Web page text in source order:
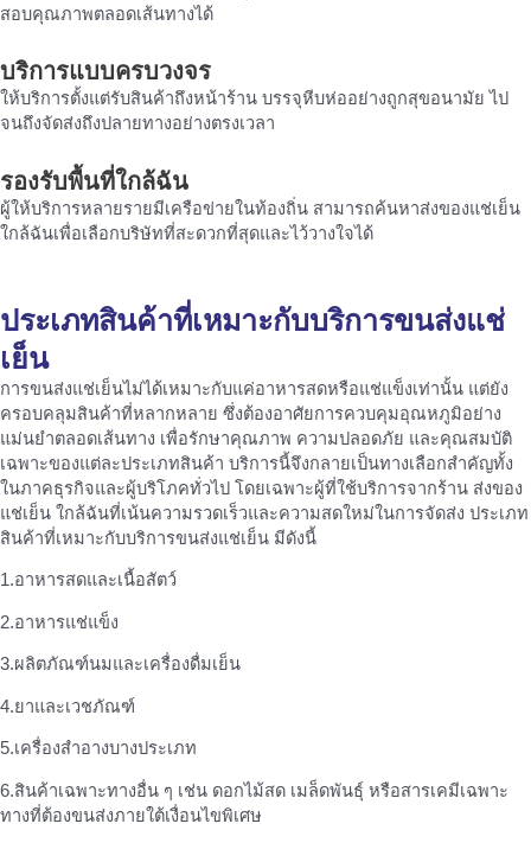
สอบคุณภาพตลอดเส้นทางได้
บริการแบบครบวงจร
ให้บริการตั้งแต่รับสินค้าถึงหน้าร้าน บรรจุหีบห่ออย่างถูกสุขอนามัย ไป
จนถึงจัดส่งถึงปลายทางอย่างตรงเวลา
รองรับพื้นที่ใกล้ฉัน
ผู้ให้บริการหลายรายมีเครือข่ายในท้องถิ่น สามารถค้นหาส่งของแช่เย็น
ใกล้ฉันเพื่อเลือกบริษัทที่สะดวกที่สุดและไว้วางใจได้
ประเภทสินค้าที่เหมาะกับบริการขนส่งแช่
เย็น
การขนส่งแช่เย็นไม่ได้เหมาะกับแค่อาหารสดหรือแช่แข็งเท่านั้น แต่ยัง
ครอบคลุมสินค้าที่หลากหลาย ซึ่งต้องอาศัยการควบคุมอุณหภูมิอย่าง
แม่นยำตลอดเส้นทาง เพื่อรักษาคุณภาพ ความปลอดภัย และคุณสมบัติ
เฉพาะของแต่ละประเภทสินค้า บริการนี้จึงกลายเป็นทางเลือกสำคัญทั้ง
ในภาคธุรกิจและผู้บริโภคทั่วไป โดยเฉพาะผู้ที่ใช้บริการจากร้าน ส่งของ
แช่เย็น ใกล้ฉันที่เน้นความรวดเร็วและความสดใหม่ในการจัดส่ง ประเภท
สินค้าที่เหมาะกับบริการขนส่งแช่เย็น มีดังนี้
1.อาหารสดและเนื้อสัตว์
2.อาหารแช่แข็ง
3.ผลิตภัณฑ์นมและเครื่องดื่มเย็น
4.ยาและเวชภัณฑ์
5.เครื่องสำอางบางประเภท
6.สินค้าเฉพาะทางอื่น ๆ เช่น ดอกไม้สด เมล็ดพันธุ์ หรือสารเคมีเฉพาะ
ทางที่ต้องขนส่งภายใต้เงื่อนไขพิเศษ